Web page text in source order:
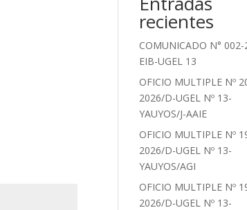
recientes
COMUNICADO N° 002-
EIB-UGEL 13
OFICIO MULTIPLE Nº
2026/D-UGEL Nº 13-
YAUYOS/J-AAIE
OFICIO MULTIPLE Nº
2026/D-UGEL Nº 13-
YAUYOS/AGI
OFICIO MULTIPLE Nº
2026/D-UGEL Nº 13-